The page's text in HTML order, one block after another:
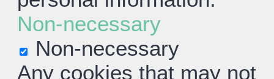
Non-necessary
Non-necessary
Any cookies that may not